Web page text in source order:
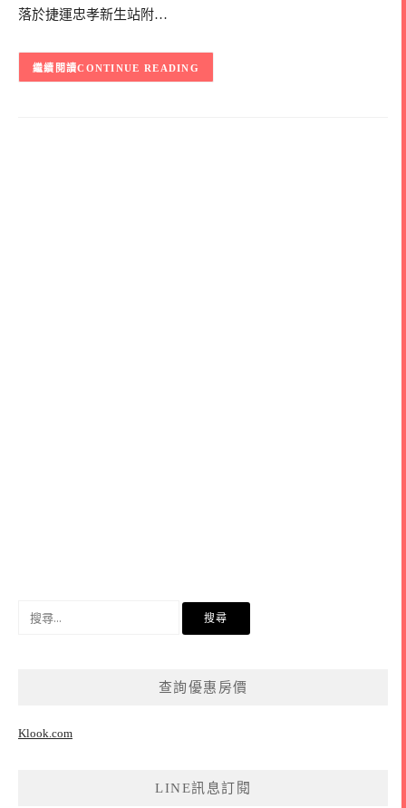
落於捷運忠孝新生站附…
CONTINUE READING
查詢優惠房價
Klook.com
LINE訊息訂閱